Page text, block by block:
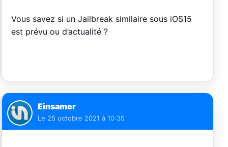
Vous savez si un Jailbreak similaire sous iOS15
est prévu ou d’actualité ?
Einsamer
Le 25 octobre 2021 à 10:35